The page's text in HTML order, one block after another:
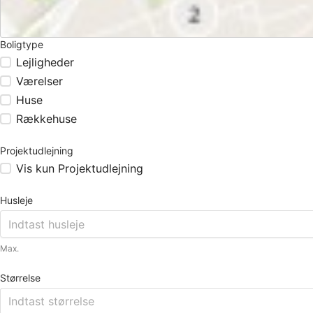
Boligtype
Lejligheder
Værelser
Huse
Rækkehuse
Projektudlejning
Vis kun Projektudlejning
Husleje
Max.
Størrelse